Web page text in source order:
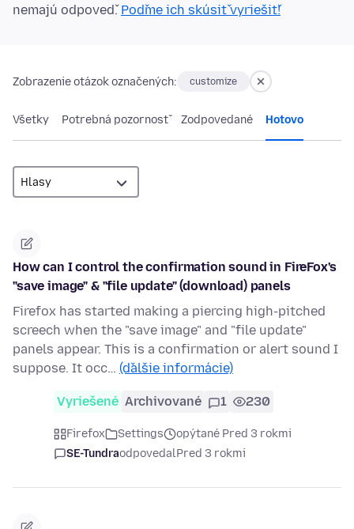
nemajú odpoveď.Poďme ich skúsiť vyriešiť!
Zobrazenie otázok označených: customize
Všetky Potrebná pozornosť Zodpovedané Hotovo
How can I control the confirmation sound in FireFox's
"save image" & "file update" (download) panels
Firefox has started making a piercing high-pitched
screech when the "save image" and "file update"
panels appear. This is a confirmation or alert sound I
suppose. It occ… (ďalšie informácie)
Vyriešené Archivované 1 230
Firefox Settings
opýtané Pred 3 rokmi
SE-TundraodpovedalPred 3 rokmi